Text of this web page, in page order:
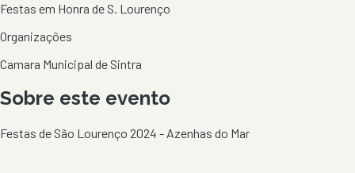
Festas em Honra de S. Lourenço
Organizações
Camara Municipal de Sintra
Sobre este evento
Festas de São Lourenço 2024 - Azenhas do Mar